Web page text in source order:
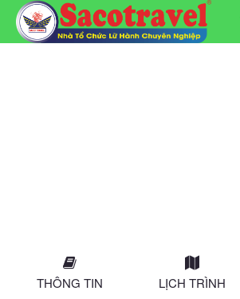
THÔNG TIN LỊCH TRÌNH